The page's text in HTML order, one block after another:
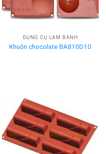
DỤNG CỤ LÀM BÁNH
Khuôn chocolate BA810D10